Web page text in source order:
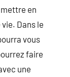
mettre en
Dans le
vous
faire
une